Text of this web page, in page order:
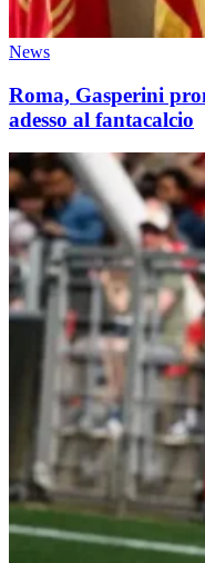
News
Roma, Gasperini
adesso al fantacalcio